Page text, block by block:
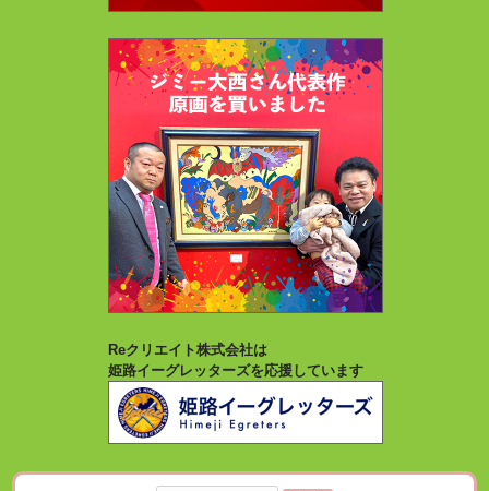
Reクリエイト株式会社は
姫路イーグレッターズを応援しています